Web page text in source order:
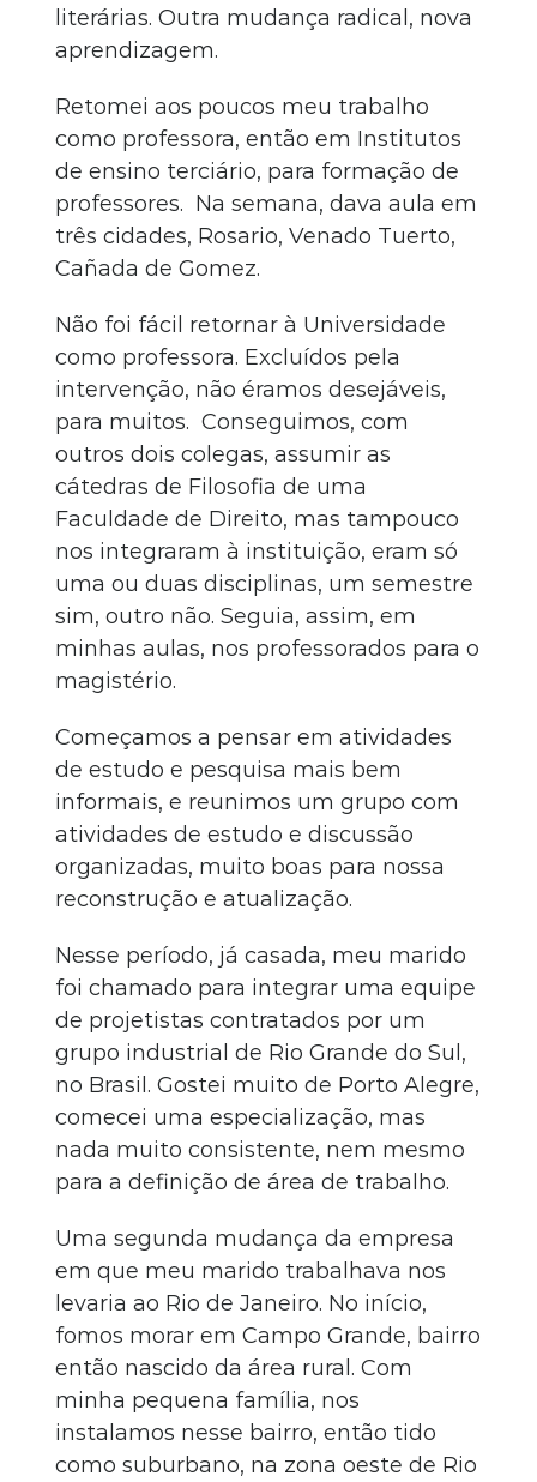
literárias. Outra mudança radical, nova
aprendizagem.
Retomei aos poucos meu trabalho
como professora, então em Institutos
de ensino terciário, para formação de
professores. Na semana, dava aula em
três cidades, Rosario, Venado Tuerto,
Cañada de Gomez.
Não foi fácil retornar à Universidade
como professora. Excluídos pela
intervenção, não éramos desejáveis,
para muitos. Conseguimos, com
outros dois colegas, assumir as
cátedras de Filosofia de uma
Faculdade de Direito, mas tampouco
nos integraram à instituição, eram só
uma ou duas disciplinas, um semestre
sim, outro não. Seguia, assim, em
minhas aulas, nos professorados para o
magistério.
Começamos a pensar em atividades
de estudo e pesquisa mais bem
informais, e reunimos um grupo com
atividades de estudo e discussão
organizadas, muito boas para nossa
reconstrução e atualização.
Nesse período, já casada, meu marido
foi chamado para integrar uma equipe
de projetistas contratados por um
grupo industrial de Rio Grande do Sul,
no Brasil. Gostei muito de Porto Alegre,
comecei uma especialização, mas
nada muito consistente, nem mesmo
para a definição de área de trabalho.
Uma segunda mudança da empresa
em que meu marido trabalhava nos
levaria ao Rio de Janeiro. No início,
fomos morar em Campo Grande, bairro
então nascido da área rural. Com
minha pequena família, nos
instalamos nesse bairro, então tido
como suburbano, na zona oeste de Rio